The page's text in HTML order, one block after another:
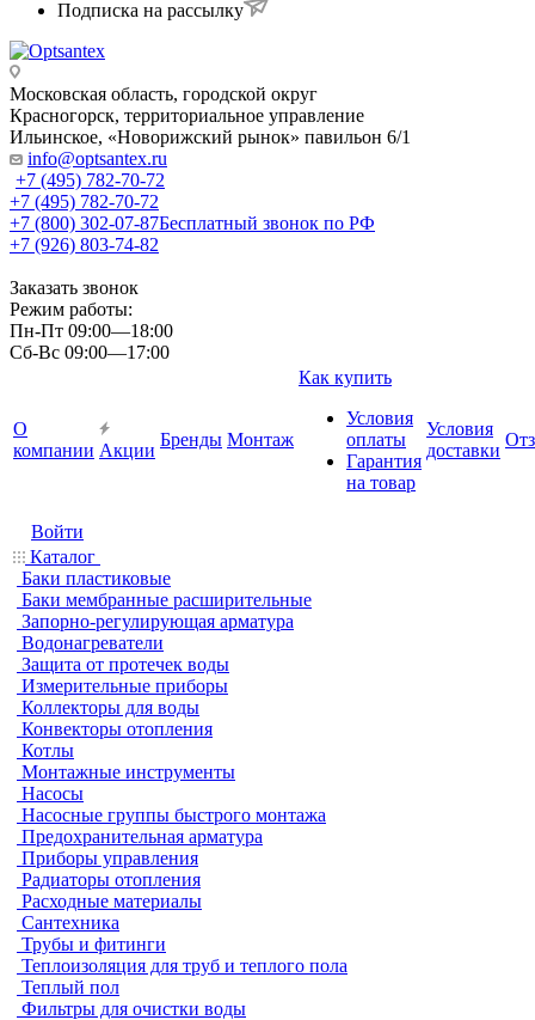
Подписка на рассылку
Московская область, городской округ
Красногорск, территориальное управление
Ильинское, «Новорижский рынок» павильон 6/1
info@optsantex.ru
+7 (495) 782-70-72
+7 (495) 782-70-72
+7 (800) 302-07-87Бесплатный звонок по РФ
+7 (926) 803-74-82
Заказать звонок
Режим работы:
Пн-Пт 09:00—18:00
Сб-Вс 09:00—17:00
О
компании Акции
Бренды Монтаж
Как купить
Условия
оплаты
Гарантия
на товар
Условия
доставки
Войти
Каталог
Баки пластиковые
Баки мембранные расширительные
Запорно-регулирующая арматура
Водонагреватели
Защита от протечек воды
Измерительные приборы
Коллекторы для воды
Конвекторы отопления
Котлы
Монтажные инструменты
Насосы
Насосные группы быстрого монтажа
Предохранительная арматура
Приборы управления
Радиаторы отопления
Расходные материалы
Сантехника
Трубы и фитинги
Теплоизоляция для труб и теплого пола
Теплый пол
Фильтры для очистки воды